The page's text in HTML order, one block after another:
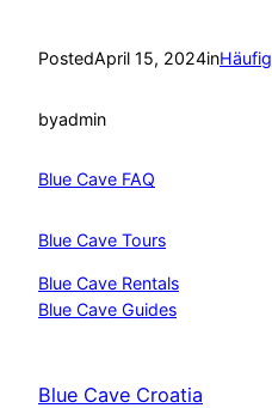
PostedApril 15, 2024in
byadmin
Blue Cave FAQ
Blue Cave Tours
Blue Cave Rentals
Blue Cave Guides
Blue Cave Croatia